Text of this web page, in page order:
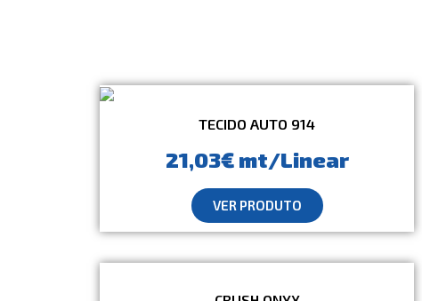
TECIDO AUTO 914
21,03€ mt/Linear
VER PRODUTO